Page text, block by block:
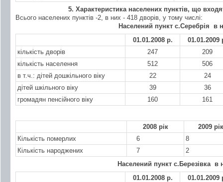
5. Характеристика населених пунктів, що
Всього населених пунктів -2, в них - 418 дворів, у тому числі:
Населений пункт с.Серебрія в
01.01.2008 р.
01.01.2009
кількість дворів
247
209
кількість населення
512
506
в т.ч.: дітей дошкільного віку
22
24
дітей шкільного віку
39
36
громадян пенсійного віку
160 161
2008 рік
2009 рік
Кількість померлих
6
8
Кількість народжених
7
2
Населений пункт с.Березівка в
01.01.2008 р.
01.01.2009